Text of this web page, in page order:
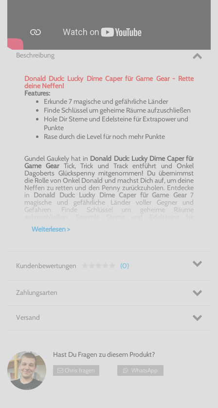
Beschreibung
Donald Duck: Lucky Dime Caper für Game Gear - Rette
deine Neffen!
Features:
Erkunde 7 magische und gefährliche Länder
Finde Schlüssel um geheime Räume aufzuschließen
Hole Dir Sterne und Edelsteine für Extrapower und
Punkte
Rase durch die Level für noch mehr Punkte
Gundel Gaukely hat in Donald Duck: Lucky Dime Caper für
Game Gear Tick, Trick und Track entführt und Onkel
Dagoberts Glückspenny mitgenommen! Du übernimmst
die Rolle von Onkel Donald und machst Dich auf, um deine
Neffen zu retten und den Penny zurückzuholen. Entdecke
in Donald Duck: Lucky Dime Caper für Game Gear7
magische und gefährliche Länder voller Gegner und
Gefahren. Finde Schlüssel um geheime Räume
Extrapower und noch mehr Punkte ein und schließe alle
Level in möglichst kurzer Zeit ab! Kannst Du deine Neffen
Gehe auf ein fantastisches Abenteuer! - Donald Duck:
Lucky Dime Caper für Game Gear
Weiterlesen >
Kundenbewertungen (0)
Zahlungsarten
Versand
Hast Du Fragen zu diesem Produkt?
Chris fragen WhatsApp